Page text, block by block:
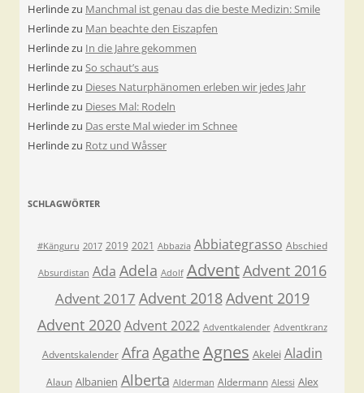
Herlindezu Manchmal ist genau das die beste Medizin: Smile
Herlindezu Man beachte den Eiszapfen
Herlindezu In die Jahre gekommen
Herlindezu So schaut’s aus
Herlindezu Dieses Naturphänomen erleben wir jedes Jahr
Herlindezu Dieses Mal: Rodeln
Herlindezu Das erste Mal wieder im Schnee
Herlindezu Rotz und Wåsser
SCHLAGWÖRTER
#Känguru 2017 2019 2021 Abbazia Abbiategrasso Abschied
Absurdistan Ada Adela Adolf AdventAdvent 2016
Advent 2017 Advent 2018Advent 2019
Advent 2020 Advent 2022 Adventkalender Adventkranz
Adventskalender Afra Agathe Agnes Akelei Aladin
Alaun Albanien Alberta Alderman Aldermann Alessi Alex